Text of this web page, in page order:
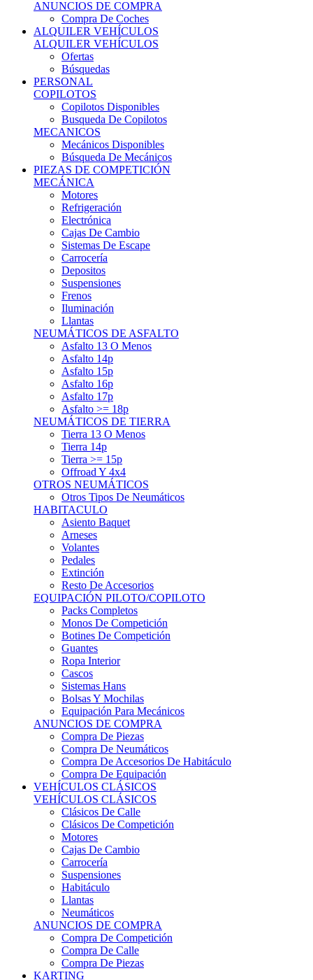
ALQUILER VEHÍCULOS
ALQUILER VEHÍCULOS
Ofertas
Búsquedas
PERSONAL
COPILOTOS
Copilotos Disponibles
Busqueda De Copilotos
MECANICOS
Mecánicos Disponibles
Búsqueda De Mecánicos
PIEZAS DE COMPETICIÓN
MECÁNICA
Motores
Refrigeración
Electrónica
Cajas De Cambio
Sistemas De Escape
Carrocería
Depositos
Suspensiones
Frenos
Iluminación
Llantas
NEUMÁTICOS DE ASFALTO
Asfalto 13 O Menos
Asfalto 14p
Asfalto 15p
Asfalto 16p
Asfalto 17p
Asfalto >= 18p
NEUMÁTICOS DE TIERRA
Tierra 13 O Menos
Tierra 14p
Tierra >= 15p
Offroad Y 4x4
OTROS NEUMÁTICOS
Otros Tipos De Neumáticos
HABITACULO
Asiento Baquet
Arneses
Volantes
Pedales
Extinción
Resto De Accesorios
EQUIPACIÓN PILOTO/COPILOTO
Packs Completos
Monos De Competición
Botines De Competición
Guantes
Ropa Interior
Cascos
Sistemas Hans
Bolsas Y Mochilas
Equipación Para Mecánicos
ANUNCIOS DE COMPRA
Compra De Piezas
Compra De Neumáticos
Compra De Accesorios De Habitáculo
Compra De Equipación
VEHÍCULOS CLÁSICOS
VEHÍCULOS CLÁSICOS
Clásicos De Calle
Clásicos De Competición
Motores
Cajas De Cambio
Carrocería
Suspensiones
Habitáculo
Llantas
Neumáticos
ANUNCIOS DE COMPRA
Compra De Competición
Compra De Calle
Compra De Piezas
KARTING
KARTING